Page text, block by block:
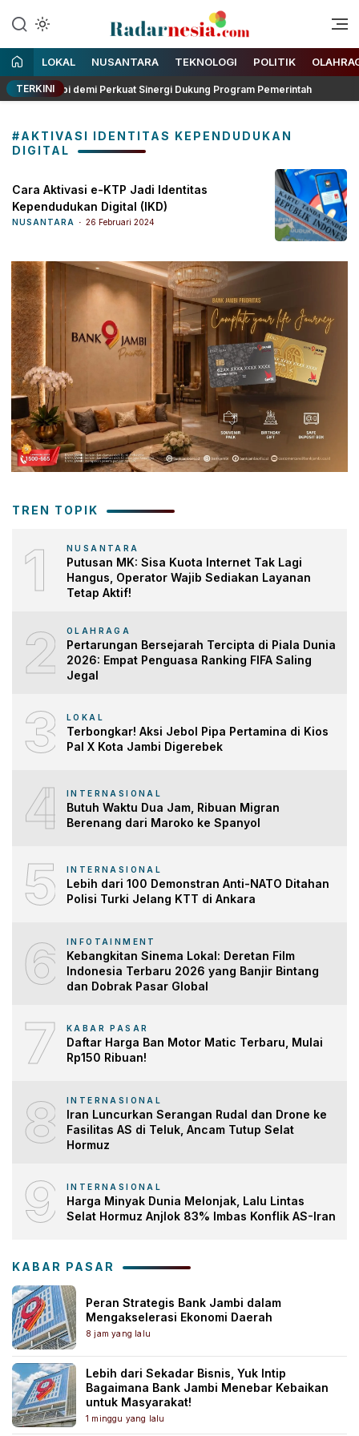
Radarnesia
Enak Dibaca
LOKAL NUSANTARA TEKNOLOGI POLITIK
TERKINI
Jambi demi Perkuat Sinergi Dukung Program Pemerintah
#AKTIVASI IDENTITAS KEPENDUDUKAN
DIGITAL
Cara Aktivasi e-KTP Jadi Identitas
Kependudukan Digital (IKD)
NUSANTARA 26 Februari 2024
TREN TOPIK
1 NUSANTARA
Putusan MK: Sisa Kuota Internet Tak Lagi
Hangus, Operator Wajib Sediakan Layanan
Tetap Aktif!
2 OLAHRAGA
Pertarungan Bersejarah Tercipta di Piala Dunia
2026: Empat Penguasa Ranking FIFA Saling
Jegal
3 LOKAL
Terbongkar! Aksi Jebol Pipa Pertamina di Kios
Pal X Kota Jambi Digerebek
4 INTERNASIONAL
Butuh Waktu Dua Jam, Ribuan Migran
Berenang dari Maroko ke Spanyol
5 INTERNASIONAL
Lebih dari 100 Demonstran Anti-NATO Ditahan
Polisi Turki Jelang KTT di Ankara
6 INFOTAINMENT
Kebangkitan Sinema Lokal: Deretan Film
Indonesia Terbaru 2026 yang Banjir Bintang
dan Dobrak Pasar Global
7 KABAR PASAR
Daftar Harga Ban Motor Matic Terbaru, Mulai
Rp150 Ribuan!
8 INTERNASIONAL
Iran Luncurkan Serangan Rudal dan Drone ke
Fasilitas AS di Teluk, Ancam Tutup Selat
Hormuz
9 INTERNASIONAL
Harga Minyak Dunia Melonjak, Lalu Lintas
Selat Hormuz Anjlok 83% Imbas Konflik AS-Iran
KABAR PASAR
Peran Strategis Bank Jambi dalam
Mengakselerasi Ekonomi Daerah
8 jam yang lalu
Lebih dari Sekadar Bisnis, Yuk Intip
Bagaimana Bank Jambi Menebar Kebaikan
untuk Masyarakat!
1 minggu yang lalu